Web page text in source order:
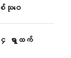
သုဝေ
၁၄ ရွာထက်